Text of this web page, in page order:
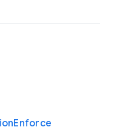
Enforce